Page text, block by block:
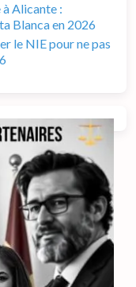
Alicante :
Blanca en 2026
le NIE pour ne pas